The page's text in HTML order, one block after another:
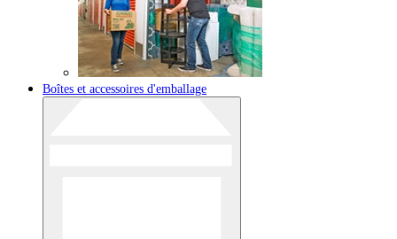
Boîtes et accessoires d'emballage